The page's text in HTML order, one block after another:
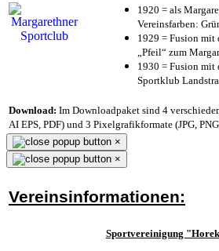
1920 = als
Vereinsfarben:
1929 = Fusion mit
„Pfeil“ zum
1930 = Fusion mit
Sportklub
Download: Im Downloadpaket sind 4
AI EPS, PDF) und 3 Pixelgrafikformate (JPG,
×
×
Vereinsinformationen:
Sportvereinigung